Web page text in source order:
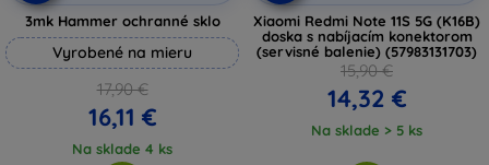
3mk Hammer ochranné sklo
Vyrobené na mieru
17,90 €
16,11 €
Na sklade 4 ks
Xiaomi Redmi Note 11S 5G (K16B)
doska s nabíjacím konektorom
(servisné balenie) (57983131703)
15,90 €
14,32 €
Na sklade > 5 ks